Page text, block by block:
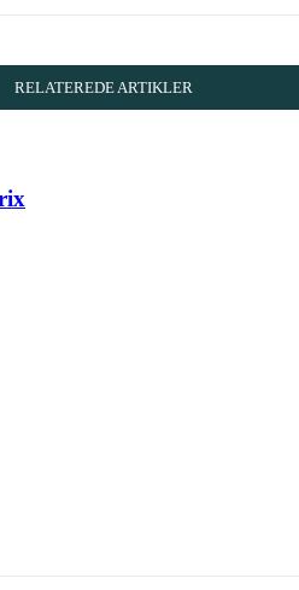
RELATEREDE ARTIKLER